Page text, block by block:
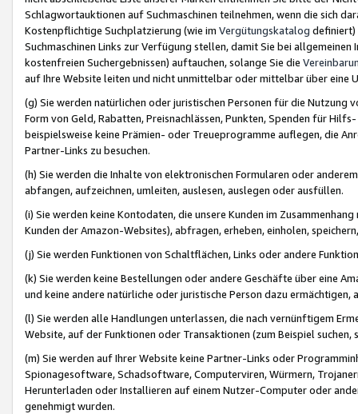
Schlagwortauktionen auf Suchmaschinen teilnehmen, wenn die sich
Kostenpflichtige Suchplatzierung (wie im Vergütungskatalog definiert)
Suchmaschinen Links zur Verfügung stellen, damit Sie bei
kostenfreien Suchergebnissen) auftauchen, solange Sie die
auf Ihre Website leiten und nicht unmittelbar oder mittelbar über eine
(g) Sie werden natürlichen oder juristischen Personen für die Nutzung
Form von Geld, Rabatten, Preisnachlässen, Punkten, Spenden für
beispielsweise keine Prämien- oder Treueprogramme auflegen, die
Partner-Links zu besuchen.
(h) Sie werden die Inhalte von elektronischen Formularen oder
abfangen, aufzeichnen, umleiten, auslesen, auslegen oder ausfüllen.
(i) Sie werden keine Kontodaten, die unsere Kunden im
Kunden der Amazon-Websites), abfragen, erheben, einholen,
(j) Sie werden Funktionen von Schaltflächen, Links oder andere
(k) Sie werden keine Bestellungen oder andere Geschäfte über eine
und keine andere natürliche oder juristische Person dazu
(l) Sie werden alle Handlungen unterlassen, die nach vernünftigem
Website, auf der Funktionen oder Transaktionen (zum Beispiel
(m) Sie werden auf Ihrer Website keine Partner-Links oder
Spionagesoftware, Schadsoftware, Computerviren, Würmern,
Herunterladen oder Installieren auf einem Nutzer-Computer oder
genehmigt wurden.